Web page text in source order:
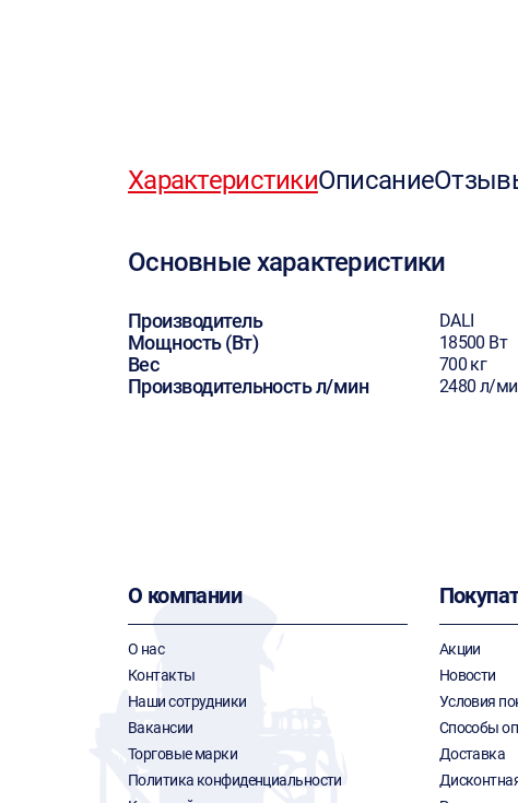
ХарактеристикиОписание
Основные характеристики
Производитель DALI
Мощность (Вт) 18500 Вт
Вес 700 кг
Производительность л/мин 2480 л/
О компании
О нас
Контакты
Наши сотрудники
Вакансии
Торговые марки
Политика конфиденциальности
Акции
Новости
Условия
Способы
Доставка